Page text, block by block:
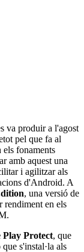
va produir a l'agost
pel que fa al
els fonaments
amb aquest una
i agilitzar als
d'Android. A
, una versió de
rendiment en els
Play Protect, que
s'instal·la als